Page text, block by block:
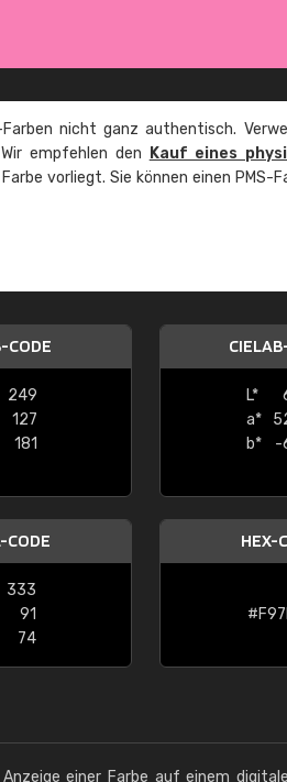
nicht ganz authentisch.
empfehlen den
Kauf eines
vorliegt. Sie können einen PMS-
CODE
249
127
181
L*
a*
b*
-
CODE
333
91
74
HEX-
einer Farbe auf einem
"Alles so, wie man es sich
schnelle Lieferung."